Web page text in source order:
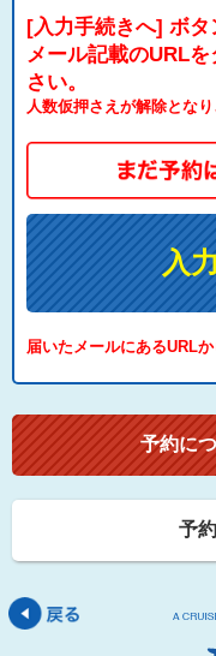
[入力手続きへ] ボタ
メール記載のURL
さい。
人数仮押さえが解除とな
入
届いたメールにあるURL
予約に
予